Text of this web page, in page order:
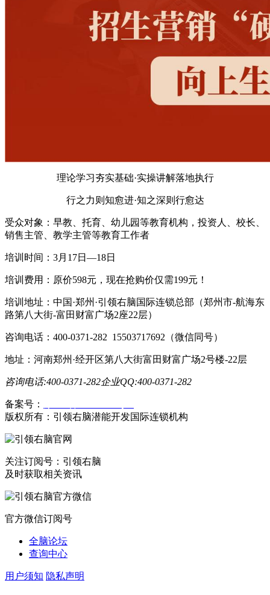
理论学习夯实基础·实操讲解落地执行
行之力则知愈进·知之深则行愈达
受众对象：早教、托育、幼儿园等教育机构，投资人、校长、
销售主管、教学主管等教育工作者
培训时间：3月17日—18日
培训费用：原价598元，现在抢购价仅需199元！
培训地址：中国·郑州·引领右脑国际连锁总部（郑州市-航海东
路第八大街-富田财富广场2座22层）
咨询电话：400-0371-282 15503717692（微信同号）
地址：河南郑州·经开区第八大街富田财富广场2号楼-22层
咨询电话:400-0371-282企业QQ:400-0371-282
备案号：
版权所有：引领右脑潜能开发国际连锁机构
关注订阅号：引领右脑
及时获取相关资讯
官方微信订阅号
全脑论坛
查询中心
用户须知 隐私声明